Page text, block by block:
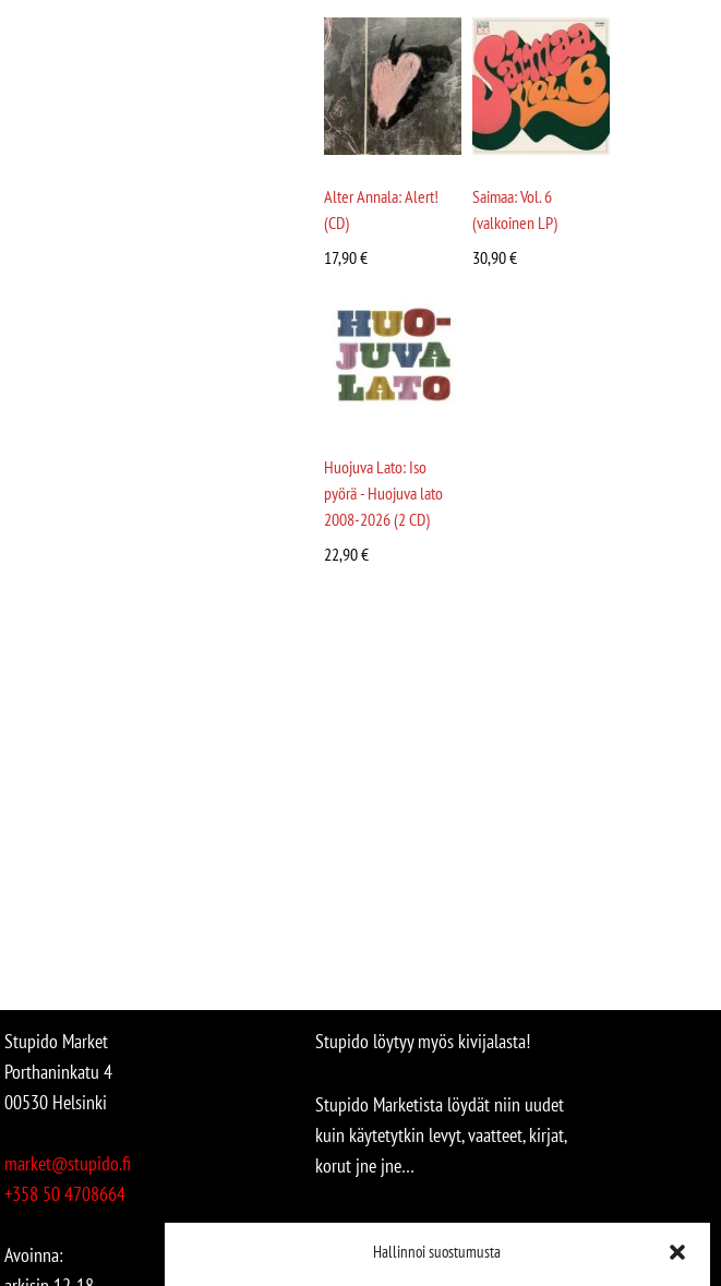
Hallinnoi suostumusta
Alter Annala: Alert!
(CD)
17,90€
Saimaa: Vol. 6
(valkoinen LP)
30,90€
Huojuva Lato: Iso
pyörä - Huojuva lato
2008-2026 (2 CD)
22,90€
Stupido Market
Porthaninkatu 4
00530 Helsinki
market@stupido.fi
+358 50 4708664
Avoinna:
Stupido löytyy myös kivijalasta!
Stupido Marketista löydät niin uudet
kuin käytetytkin levyt, vaatteet, kirjat,
korut jne jne…